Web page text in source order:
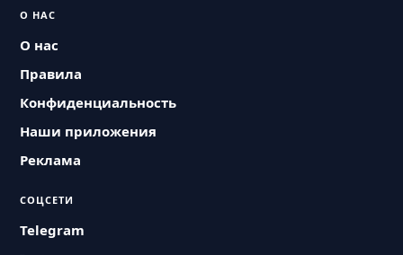
О НАС
О нас
Правила
Конфиденциальность
Наши приложения
Реклама
СОЦСЕТИ
Telegram